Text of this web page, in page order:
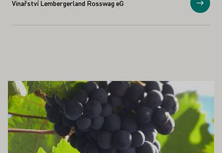
Vinařství Lembergerland Rosswag eG
ZAJÍMAT TAKÉ
Zjistěte více